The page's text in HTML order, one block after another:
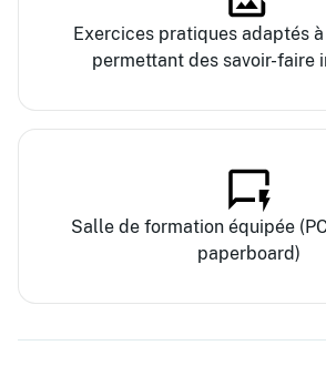
Exercices pratiques adaptés
permettant des savoir-faire
Salle de formation équipée
paperboard)